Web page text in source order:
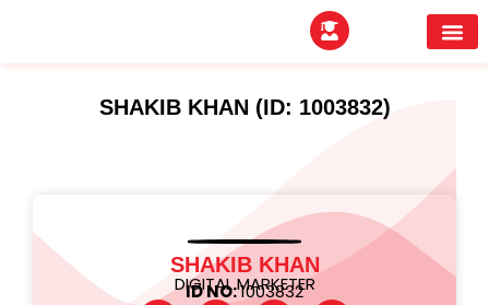
SHAKIB KHAN (ID: 1003832)
SHAKIB KHAN
DIGITAL MARKETER
ID NO:1003832